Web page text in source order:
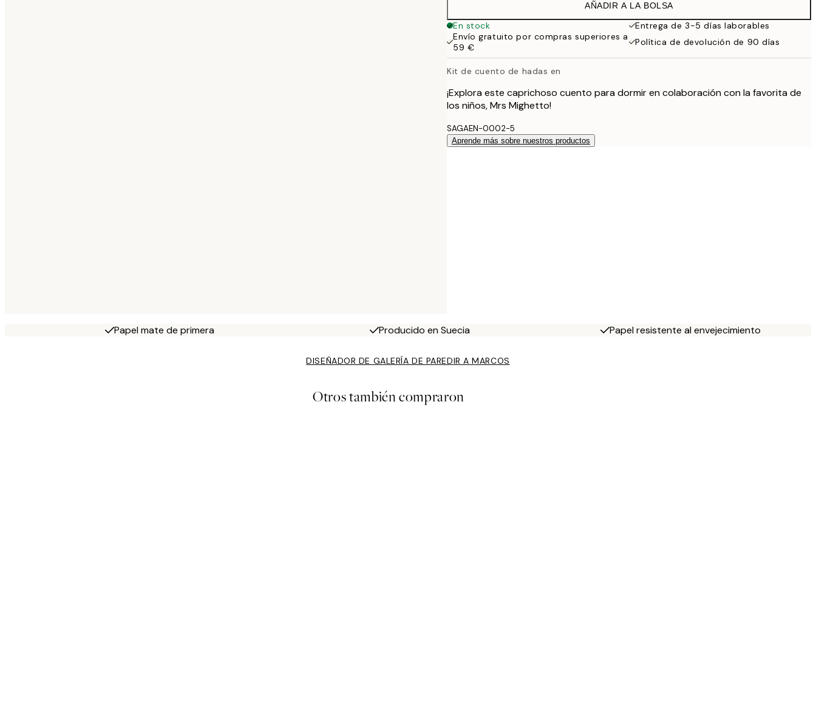
AÑADIR A LA BOLSA
En stock
Entrega de 3-5 días laborables
Envío gratuito por compras superiores a
59 €
Política de devolución de 90 días
Kit de cuento de hadas en
¡Explora este caprichoso cuento para dormir en colaboración con la favorita de
los niños, Mrs Mighetto!
SAGAEN-0002-5
Aprende más sobre nuestros productos
Papel mate de primera Producido en Suecia Papel resistente al envejecimiento
DISEÑADOR DE GALERÍA DE PAREDIR A MARCOS
Otros también compraron